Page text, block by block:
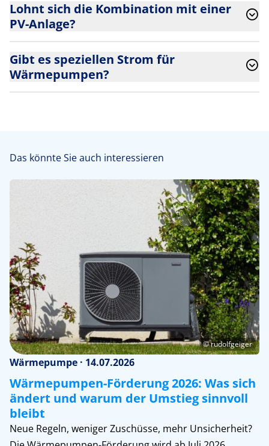
Lohnt sich die Kombination mit einer
PV-Anlage?
Gibt es speziellen Strom für
Wärmepumpen?
Das könnte Sie auch interessieren
© rudolfgeiger
Wärmepumpe · 14.07.2026
Wärmepumpen-Förderung 2026: Was sich
ändert und warum der Umstieg sinnvoll
bleibt
Neue Regeln, weniger Zuschüsse, mehr Unsicherheit?